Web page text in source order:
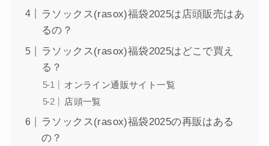
ラソックス(rasox)福袋2025は店頭販売はあ
るの？
ラソックス(rasox)福袋2025はどこで買え
る？
オンライン通販サイト一覧
店頭一覧
ラソックス(rasox)福袋2025の再販はある
の？